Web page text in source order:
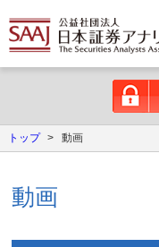
トップ > 動画
動画